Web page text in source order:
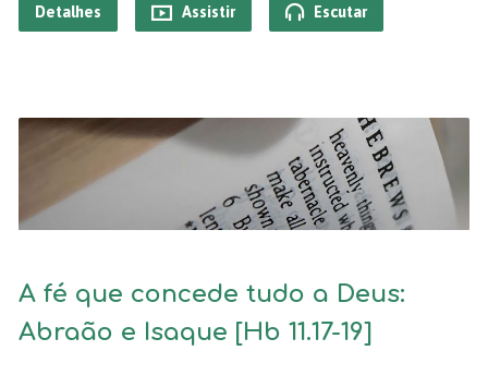
Detalhes Assistir Escutar
A fé que concede tudo a Deus:
Abraão e Isaque [Hb 11.17-19]